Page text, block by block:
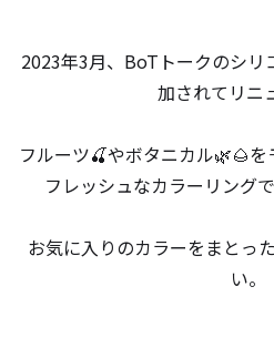
2023年3月、BoTトークのシリ
加されてリニ
フルーツ🍒やボタニカル🌿🌰
フレッシュなカラーリング
お気に入りのカラーをまとっ
い。